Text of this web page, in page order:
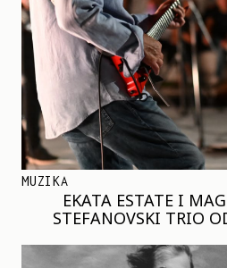
MUZIKA
EKATA ESTATE I
STEFANOVSKI TRIO